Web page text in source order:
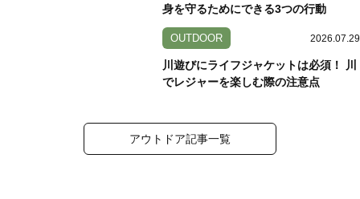
身を守るためにできる3つの行動
OUTDOOR 2026.07.29
川遊びにライフジャケットは必須！ 川
でレジャーを楽しむ際の注意点
アウトドア記事一覧